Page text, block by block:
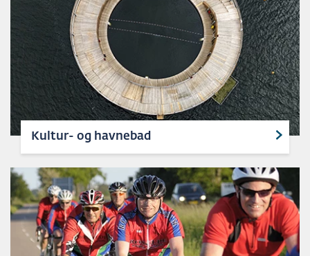
Kultur- og havnebad